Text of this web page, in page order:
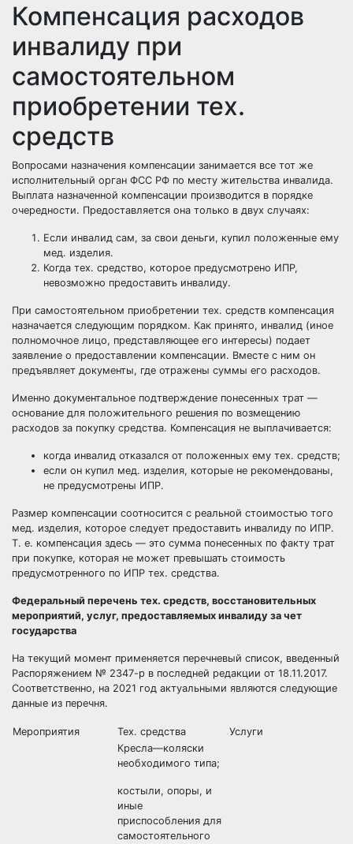
Компенсация расходов
инвалиду при
самостоятельном
приобретении тех.
средств
Вопросами назначения компенсации занимается все тот же
исполнительный орган ФСС РФ по месту жительства инвалида.
Выплата назначенной компенсации производится в порядке
очередности. Предоставляется она только в двух случаях:
Если инвалид сам, за свои деньги, купил положенные ему
мед. изделия.
Когда тех. средство, которое предусмотрено ИПР,
невозможно предоставить инвалиду.
При самостоятельном приобретении тех. средств компенсация
назначается следующим порядком. Как принято, инвалид (иное
полномочное лицо, представляющее его интересы) подает
заявление о предоставлении компенсации. Вместе с ним он
предъявляет документы, где отражены суммы его расходов.
Именно документальное подтверждение понесенных трат —
основание для положительного решения по возмещению
расходов за покупку средства. Компенсация не выплачивается:
когда инвалид отказался от положенных ему тех. средств;
если он купил мед. изделия, которые не рекомендованы,
не предусмотрены ИПР.
Размер компенсации соотносится с реальной стоимостью того
мед. изделия, которое следует предоставить инвалиду по ИПР.
Т. е. компенсация здесь — это сумма понесенных по факту трат
при покупке, которая не может превышать стоимость
предусмотренного по ИПР тех. средства.
Федеральный перечень тех. средств, восстановительных
мероприятий, услуг, предоставляемых инвалиду за чет
государства
На текущий момент применяется перечневый список, введенный
Распоряжением № 2347-р в последней редакции от 18.11.2017.
Соответственно, на 2021 год актуальными являются следующие
данные из перечня.
Мероприятия Тех. средства Услуги
Кресла—коляски
необходимого типа;
костыли, опоры, и
иные
приспособления для
самостоятельного